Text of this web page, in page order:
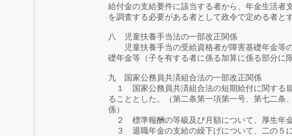
給付金の支給要件に該当する者から、年金生活者
を調査する必要がある者として政令で定める者と
八 児童扶養手当法の一部改正関係
児童扶養手当の受給資格者が障害基礎年金等の
礎年金等（子を有する者に係る加算に係る部分に
九 国家公務員共済組合法の一部改正関係
１ 国家公務員共済組合法の短期給付に関する
ることとした。（第二条第一項第一号、第七二条
係）
２ 標準報酬の等級及び月額について、厚生年金
３ 退職年金の支給の繰下げについて、二の５